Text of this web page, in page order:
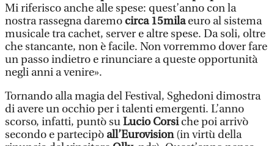
Mi riferisco anche alle spese: quest’anno con la
nostra rassegna daremo circa 15milaeuro al sistema
musicale tra cachet, server e altre spese. Da soli, oltre
che stancante, non è facile. Non vorremmo dover fare
un passo indietro e rinunciare a queste opportunità
negli anni a venire».
Tornando alla magia del Festival, Sghedoni dimostra
di avere un occhio per i talenti emergenti. L’anno
scorso, infatti, puntò suLucio Corsiche poi arrivò
secondo e partecipò all’Eurovision(in virtù della